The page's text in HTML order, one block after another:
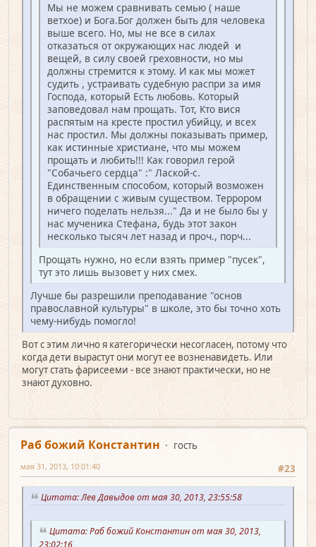
Мы не можем сравнивать семью ( наше
ветхое) и Бога.Бог должен быть для человека
выше всего. Но, мы не все в силах
отказаться от окружающих нас людей и
вещей, в силу своей греховности, но мы
должны стремится к этому. И как мы может
судить , устраивать судебную распри за имя
Господа, который Есть любовь. Который
заповедовал нам прощать. Тот, Кто вися
распятым на кресте простил убийцу, и всех
нас простил. Мы должны показывать пример,
как истинные христиане, что мы можем
прощать и любить!!! Как говорил герой
"Собачьего сердца" :" Лаской-с.
Единственным способом, который возможен
в обращении с живым существом. Террором
ничего поделать нельзя..." Да и не было бы у
нас мученика Стефана, будь этот закон
несколько тысяч лет назад и проч., порч...
Прощать нужно, но если взять пример "пусек",
тут это лишь вызовет у них смех.
Лучше бы разрешили преподавание "основ
православной культуры" в школе, это бы точно хоть
чему-нибудь помогло!
Вот с этим лично я категорически несогласен, потому что
когда дети вырастут они могут ее возненавидеть. Или
могут стать фарисееми - все знают практически, но не
знают духовно.
Раб божий Константин
гость
#23
мая 31, 2013, 10:01:40
Цитата: Лев Давыдов от мая 30, 2013, 23:55:58
Цитата: Раб божий Константин от мая 30, 2013,
23:02:16